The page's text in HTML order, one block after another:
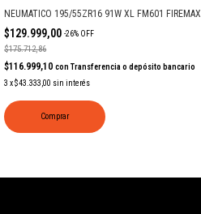
NEUMATICO 195/55ZR16 91W XL FM601 FIREMAX
$129.999,00-26% OFF
$175.712,86
$116.999,10con Transferencia o depósito bancario
3 x$43.333,00 sin interés
Comprar